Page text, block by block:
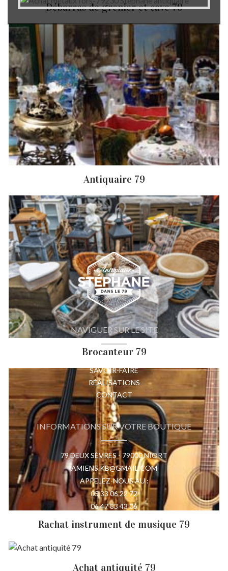
Débarras de grenier et cave 79
Antiquaire 79
Brocanteur 79
Rachat instrument de musique 79
Achat antiquité 79
Autres services
Débarras d'appartement Fors
Débarras de grenier et cave Fors
Antiquaire Fors
Brocanteur Fors
Achat antiquité Fors
NAVIGUER SUR LE SITE
VALEURS
SAVOIR-FAIRE
RÉALISATIONS
CONTACT
INFORMATIONS SUR VOTRE BOUTIQUE
79 DEUX SÈVRES - 79000 NIORT
AMIENS.KB@GMAIL.COM
APPELEZ-NOUS AU :
05 33 06 22 72
06 47 83 43 06
©2020 Tout droit réservé -